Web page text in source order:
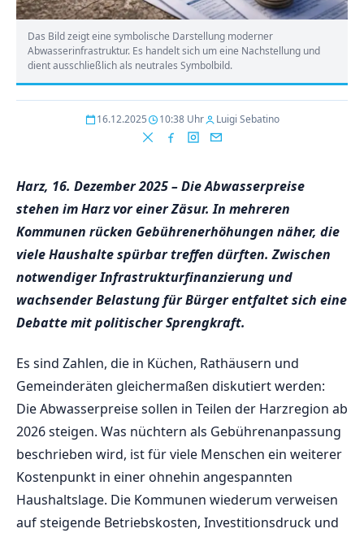
Das Bild zeigt eine symbolische Darstellung moderner
Abwasserinfrastruktur. Es handelt sich um eine Nachstellung und
dient ausschließlich als neutrales Symbolbild.
16.12.2025 10:38 Uhr Luigi Sebatino
Harz, 16. Dezember 2025 – Die Abwasserpreise
stehen im Harz vor einer Zäsur. In mehreren
Kommunen rücken Gebührenerhöhungen näher, die
viele Haushalte spürbar treffen dürften. Zwischen
notwendiger Infrastrukturfinanzierung und
wachsender Belastung für Bürger entfaltet sich eine
Debatte mit politischer Sprengkraft.
Es sind Zahlen, die in Küchen, Rathäusern und
Gemeinderäten gleichermaßen diskutiert werden:
Die Abwasserpreise sollen in Teilen der Harzregion ab
2026 steigen. Was nüchtern als Gebührenanpassung
beschrieben wird, ist für viele Menschen ein weiterer
Kostenpunkt in einer ohnehin angespannten
Haushaltslage. Die Kommunen wiederum verweisen
auf steigende Betriebskosten, Investitionsdruck und